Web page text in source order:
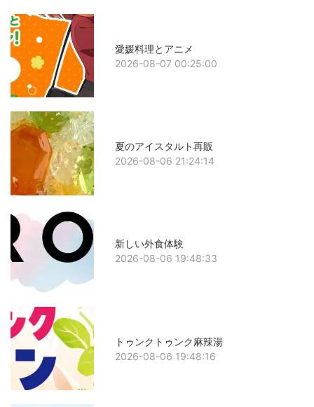
愛媛料理とアニメ
2026-08-07 00:25:00
夏のアイスタルト再販
2026-08-06 21:24:14
新しい外食体験
2026-08-06 19:48:33
トゥンクトゥンク麻辣湯
2026-08-06 19:48:16